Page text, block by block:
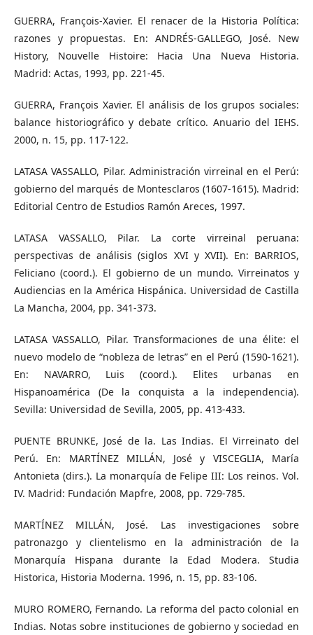
GUERRA, François-Xavier. El renacer de la Historia Política:
razones y propuestas. En: ANDRÉS-GALLEGO, José. New
History, Nouvelle Histoire: Hacia Una Nueva Historia.
Madrid: Actas, 1993, pp. 221-45.
GUERRA, François Xavier. El análisis de los grupos sociales:
balance historiográfico y debate crítico. Anuario del IEHS.
2000, n. 15, pp. 117-122.
LATASA VASSALLO, Pilar. Administración virreinal en el Perú:
gobierno del marqués de Montesclaros (1607-1615). Madrid:
Editorial Centro de Estudios Ramón Areces, 1997.
LATASA VASSALLO, Pilar. La corte virreinal peruana:
perspectivas de análisis (siglos XVI y XVII). En: BARRIOS,
Feliciano (coord.). El gobierno de un mundo. Virreinatos y
Audiencias en la América Hispánica. Universidad de Castilla
La Mancha, 2004, pp. 341-373.
LATASA VASSALLO, Pilar. Transformaciones de una élite: el
nuevo modelo de “nobleza de letras” en el Perú (1590-1621).
En: NAVARRO, Luis (coord.). Elites urbanas en
Hispanoamérica (De la conquista a la independencia).
Sevilla: Universidad de Sevilla, 2005, pp. 413-433.
PUENTE BRUNKE, José de la. Las Indias. El Virreinato del
Perú. En: MARTÍNEZ MILLÁN, José y VISCEGLIA, María
Antonieta (dirs.). La monarquía de Felipe III: Los reinos. Vol.
IV. Madrid: Fundación Mapfre, 2008, pp. 729-785.
MARTÍNEZ MILLÁN, José. Las investigaciones sobre
patronazgo y clientelismo en la administración de la
Monarquía Hispana durante la Edad Modera. Studia
Historica, Historia Moderna. 1996, n. 15, pp. 83-106.
MURO ROMERO, Fernando. La reforma del pacto colonial en
Indias. Notas sobre instituciones de gobierno y sociedad en